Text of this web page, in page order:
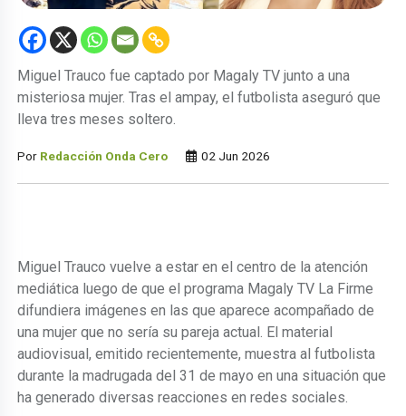
Miguel Trauco fue captado por Magaly TV junto a una
misteriosa mujer. Tras el ampay, el futbolista aseguró que
lleva tres meses soltero.
Por Redacción Onda Cero 02 Jun 2026
Miguel Trauco vuelve a estar en el centro de la atención
mediática luego de que el programa Magaly TV La Firme
difundiera imágenes en las que aparece acompañado de
una mujer que no sería su pareja actual. El material
audiovisual, emitido recientemente, muestra al futbolista
durante la madrugada del 31 de mayo en una situación que
ha generado diversas reacciones en redes sociales.